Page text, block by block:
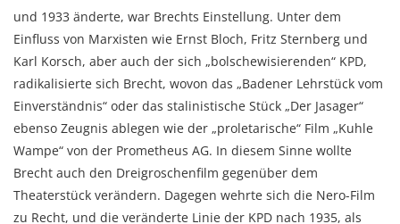
und 1933 änderte, war Brechts Einstellung. Unter dem
Einfluss von Marxisten wie Ernst Bloch, Fritz Sternberg und
Karl Korsch, aber auch der sich „bolschewisierenden“ KPD,
radikalisierte sich Brecht, wovon das „Badener Lehrstück vom
Einverständnis“ oder das stalinistische Stück „Der Jasager“
ebenso Zeugnis ablegen wie der „proletarische“ Film „Kuhle
Wampe“ von der Prometheus AG. In diesem Sinne wollte
Brecht auch den Dreigroschenfilm gegenüber dem
Theaterstück verändern. Dagegen wehrte sich die Nero-Film
zu Recht, und die veränderte Linie der KPD nach 1935, als